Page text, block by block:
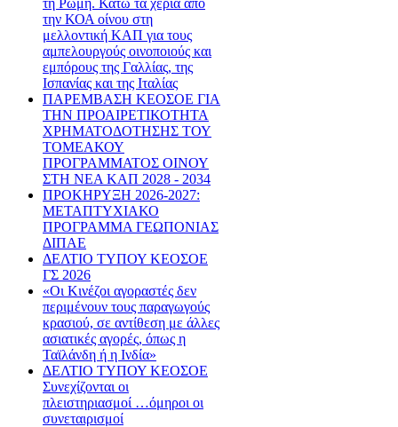
την ΚΟΑ οίνου στη
μελλοντική ΚΑΠ για τους
αμπελουργούς οινοποιούς και
εμπόρους της Γαλλίας, της
Ισπανίας και της Ιταλίας
ΠΑΡΕΜΒΑΣΗ ΚΕΟΣΟΕ ΓΙΑ
ΤΗΝ ΠΡΟΑΙΡΕΤΙΚΟΤΗΤΑ
ΧΡΗΜΑΤΟΔΟΤΗΣΗΣ ΤΟΥ
ΤΟΜΕΑΚΟΥ
ΠΡΟΓΡΑΜΜΑΤΟΣ ΟΙΝΟΥ
ΣΤΗ ΝΕΑ ΚΑΠ 2028 - 2034
ΠΡΟΚΗΡΥΞΗ 2026-2027:
ΜΕΤΑΠΤΥΧΙΑΚΟ
ΠΡΟΓΡΑΜΜΑ ΓΕΩΠΟΝΙΑΣ
ΔΙΠΑΕ
ΔΕΛΤΙΟ ΤΥΠΟΥ ΚΕΟΣΟΕ
ΓΣ 2026
«Οι Κινέζοι αγοραστές δεν
περιμένουν τους παραγωγούς
κρασιού, σε αντίθεση με άλλες
ασιατικές αγορές, όπως η
Ταϊλάνδη ή η Ινδία»
ΔΕΛΤΙΟ ΤΥΠΟΥ ΚΕΟΣΟΕ
Συνεχίζονται οι
πλειστηριασμοί …όμηροι οι
συνεταιρισμοί